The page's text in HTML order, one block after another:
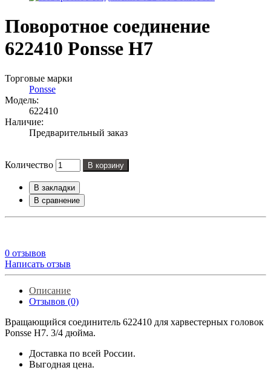
Поворотное соединение
622410 Ponsse H7
Торговые марки
Ponsse
Модель:
622410
Наличие:
Предварительный заказ
Количество В корзину
В закладки
В сравнение
0 отзывов
Написать отзыв
Описание
Отзывов (0)
Вращающийся соединитель 622410 для харвестерных головок
Ponsse H7. 3/4 дюйма.
Доставка по всей России.
Выгодная цена.